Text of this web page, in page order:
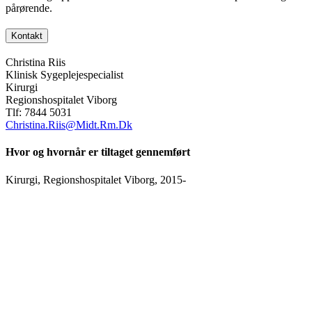
pårørende.
Kontakt
Christina Riis
Klinisk Sygeplejespecialist
Kirurgi
Regionshospitalet Viborg
Tlf: 7844 5031
Christina.Riis@Midt.Rm.Dk
Hvor og hvornår er tiltaget gennemført
Kirurgi, Regionshospitalet Viborg, 2015-